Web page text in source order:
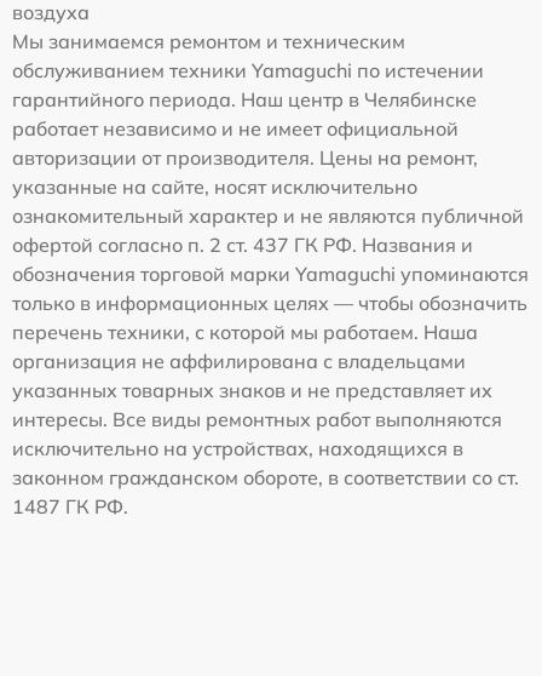
воздуха
Мы занимаемся ремонтом и техническим
обслуживанием техники Yamaguchi по истечении
гарантийного периода. Наш центр в Челябинске
работает независимо и не имеет официальной
авторизации от производителя. Цены на ремонт,
указанные на сайте, носят исключительно
ознакомительный характер и не являются публичной
офертой согласно п. 2 ст. 437 ГК РФ. Названия и
обозначения торговой марки Yamaguchi упоминаются
только в информационных целях — чтобы обозначить
перечень техники, с которой мы работаем. Наша
организация не аффилирована с владельцами
указанных товарных знаков и не представляет их
интересы. Все виды ремонтных работ выполняются
исключительно на устройствах, находящихся в
законном гражданском обороте, в соответствии со ст.
1487 ГК РФ.